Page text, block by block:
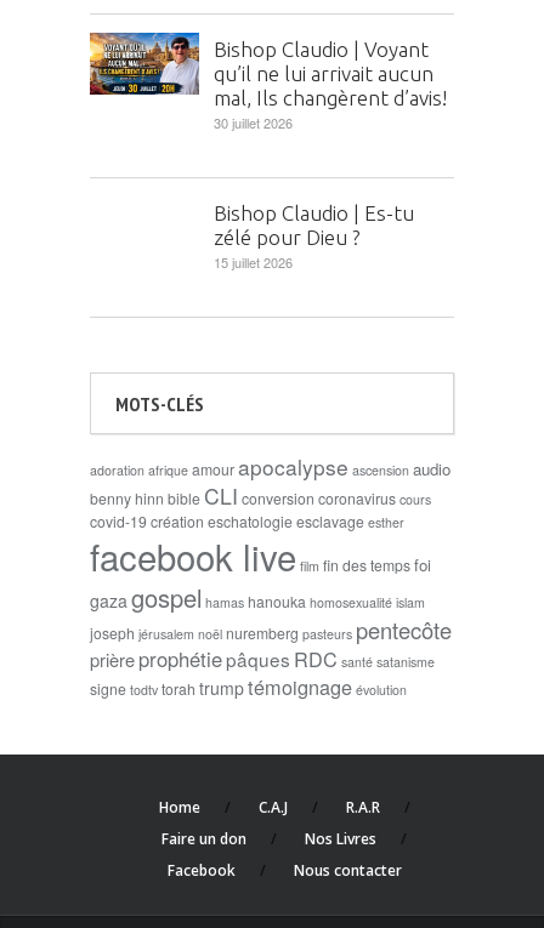
Bishop Claudio | Voyant
qu’il ne lui arrivait aucun
mal, Ils changèrent d’avis!
30 juillet 2026
Bishop Claudio | Es-tu
zélé pour Dieu ?
15 juillet 2026
MOTS-CLÉS
adoration afrique amourapocalypse ascension audio
benny hinn bible CLI conversion coronavirus cours
covid-19création eschatologieesclavage esther
facebook live film fin des tempsfoi
gazagospel hamas hanouka homosexualité islam
joseph jérusalem noël nuremberg pasteurs pentecôte
prièreprophétiepâques RDC santé satanisme
signe todtv torah trumptémoignage évolution
Home C.A.J
R.A.R
Faire un don
Nos Livres
Facebook
Nous contacter